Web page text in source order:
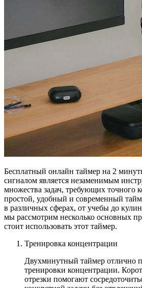
Звуки
Громкость:
Бесплатный онлайн таймер на 2
сигналом является незаменимым
множества задач, требующих точного
простой, удобный и современный
в различных сферах, от учебы до
мы рассмотрим несколько основных
стоит использовать этот таймер.
Тренировка концентрации
Двухминутный таймер отлично
тренировки концентрации.
отрезки помогают